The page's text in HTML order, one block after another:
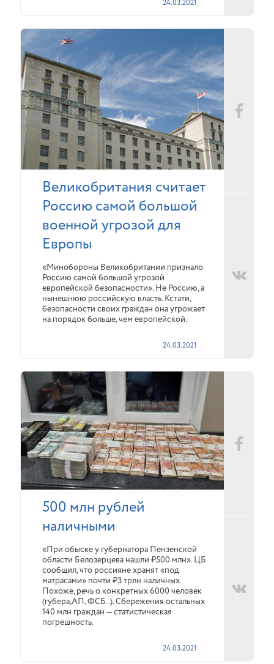
24.03.2021
Великобритания считает
Россию самой большой
военной угрозой для
Европы
«Минобороны Великобритании признало
Россию самой большой угрозой
европейской безопасности». Не Россию, а
нынешнюю российскую власть. Кстати,
безопасности своих граждан она угрожает
на порядок больше, чем европейской.
24.03.2021
500 млн рублей
наличными
«При обыске у губернатора Пензенской
области Белозерцева нашли ₽500 млн». ЦБ
сообщил, что россияне хранят «под
матрасами» почти ₽3 трлн наличных.
Похоже, речь о конкретных 6000 человек
(губера,АП, ФСБ..). Сбережения остальных
140 млн граждан — статистическая
погрешность.
24.03.2021